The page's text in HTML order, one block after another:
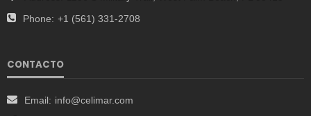
Phone: +1 (561) 331-2708
CONTACTO
Email: info@celimar.com